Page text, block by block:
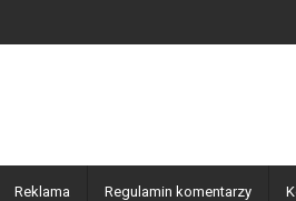
Reklama Regulamin komentarzy